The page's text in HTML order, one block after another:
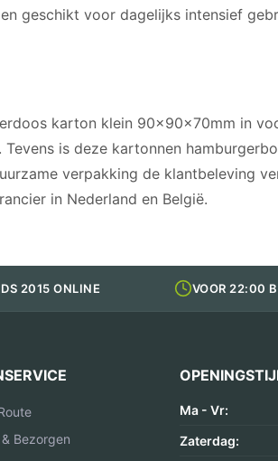
geschikt voor dagelijks intensief
karton klein 90x90x70mm in
is deze kartonnen
verpakking de klantbeleving
in Nederland en België.
2015 ONLINE VOOR 22:00
Bezorgen
Ma - Vr:
Zaterdag: